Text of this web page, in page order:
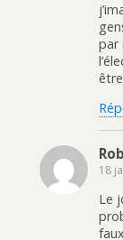
par
18
Le